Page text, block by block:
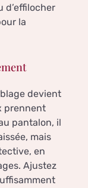
d’effilocher
la
devient
prennent
pantalon, il
mais
en
Ajustez